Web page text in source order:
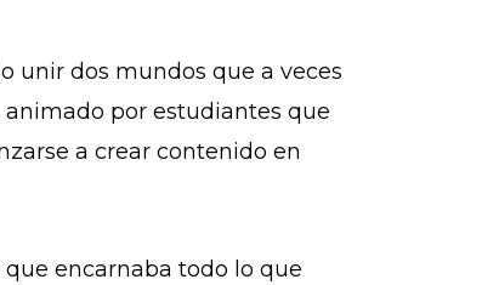
unir dos mundos que a veces
por estudiantes que
a crear contenido en
que encarnaba todo lo que